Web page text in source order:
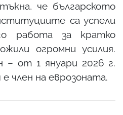
че българското
са успели
работа за кратко
огромни усилия.
– от 1 януари 2026 г.
член на еврозоната.